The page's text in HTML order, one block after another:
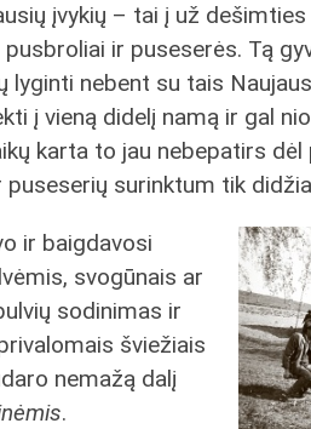
įvykių – tai į už
ir puseserės. Tą
lyginti nebent su tais
į vieną didelį namą ir gal
karta to jau nebepatirs
surinktum tik
ir baigdavosi
svogūnais ar
sodinimas ir
šviežiais
nemažą dalį
.